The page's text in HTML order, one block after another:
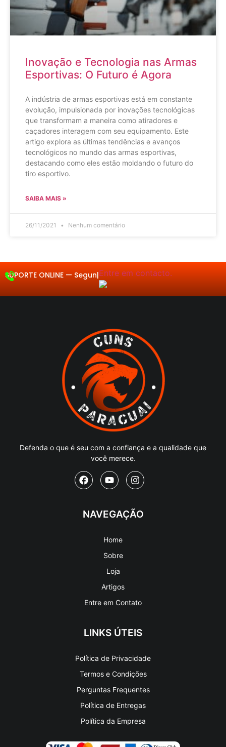
Inovação e Tecnologia nas Armas
Esportivas: O Futuro é Agora
A indústria de armas esportivas está em constante
evolução, impulsionada por inovações tecnológicas
que transformam a maneira como atiradores e
caçadores interagem com seu equipamento. Este
artigo explora as últimas tendências e avanços
tecnológicos no mundo das armas esportivas,
destacando como eles estão moldando o futuro do
tiro esportivo.
SAIBA MAIS »
26/11/2021 Nenhum comentário
SUPORTE ONLINE — Segund|Entre em contacto.
Defenda o que é seu com a confiança e a qualidade que
você merece.
NAVEGAÇÃO
Home
Sobre
Loja
Artigos
Entre em Contato
LINKS ÚTEIS
Política de Privacidade
Termos e Condições
Perguntas Frequentes
Política de Entregas
Política da Empresa